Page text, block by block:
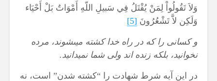
وَلاَ تَقُولُواْ لِمَنْ يُقْتَلُ فِي سَبيلِ اللّهِ أَمْوَاتٌ بَلْ أَحْيَاء
وَلَكِن لاَّ تَشْعُرُونَ [5]
و كسانى را كه در راه خدا كشته میى‏شوند، مرده
نخوانيد، بلكه زنده ‏اند ولى شما نمی‏دانيد.
در این آیه شرط شهادت را “کشته شدن” است، نه